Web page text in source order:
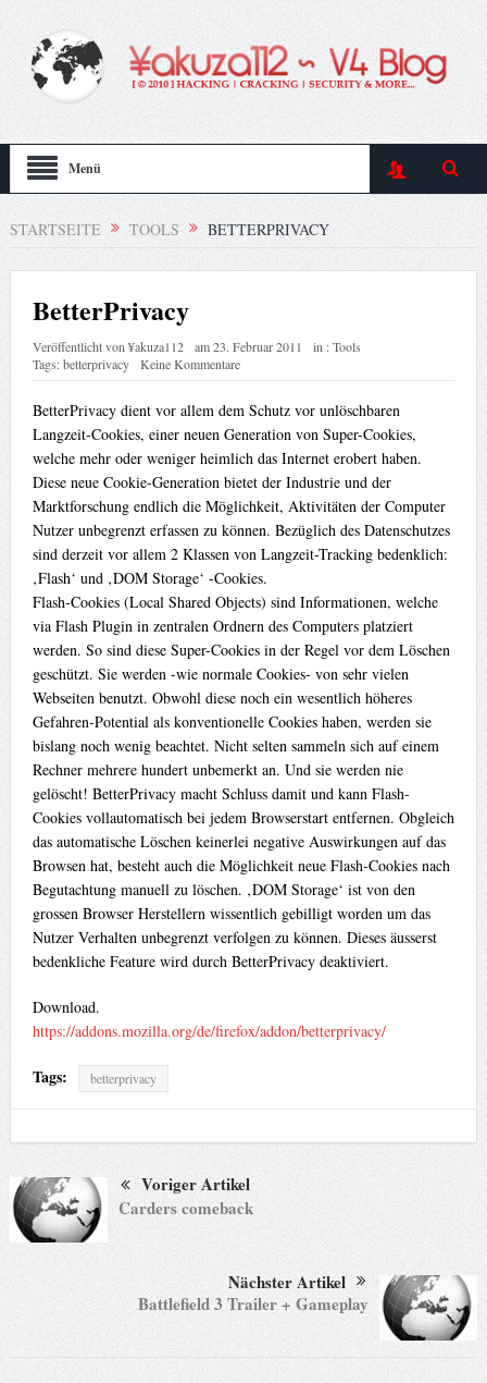
Menü
STARTSEITE TOOLS BETTERPRIVACY
BetterPrivacy
Veröffentlicht von¥akuza112 am23. Februar 2011 in :Tools
Tags:betterprivacy Keine Kommentare
BetterPrivacy dient vor allem dem Schutz vor unlöschbaren
Langzeit-Cookies, einer neuen Generation von Super-Cookies,
welche mehr oder weniger heimlich das Internet erobert haben.
Diese neue Cookie-Generation bietet der Industrie und der
Marktforschung endlich die Möglichkeit, Aktivitäten der Computer
Nutzer unbegrenzt erfassen zu können. Bezüglich des Datenschutzes
sind derzeit vor allem 2 Klassen von Langzeit-Tracking bedenklich:
‚Flash‘ und ‚DOM Storage‘ -Cookies.
Flash-Cookies (Local Shared Objects) sind Informationen, welche
via Flash Plugin in zentralen Ordnern des Computers platziert
werden. So sind diese Super-Cookies in der Regel vor dem Löschen
geschützt. Sie werden -wie normale Cookies- von sehr vielen
Webseiten benutzt. Obwohl diese noch ein wesentlich höheres
Gefahren-Potential als konventionelle Cookies haben, werden sie
bislang noch wenig beachtet. Nicht selten sammeln sich auf einem
Rechner mehrere hundert unbemerkt an. Und sie werden nie
gelöscht! BetterPrivacy macht Schluss damit und kann Flash-
Cookies vollautomatisch bei jedem Browserstart entfernen. Obgleich
das automatische Löschen keinerlei negative Auswirkungen auf das
Browsen hat, besteht auch die Möglichkeit neue Flash-Cookies nach
Begutachtung manuell zu löschen. ‚DOM Storage‘ ist von den
grossen Browser Herstellern wissentlich gebilligt worden um das
Nutzer Verhalten unbegrenzt verfolgen zu können. Dieses äusserst
bedenkliche Feature wird durch BetterPrivacy deaktiviert.
Download.
https://addons.mozilla.org/de/firefox/addon/betterprivacy/
Tags: betterprivacy
Voriger Artikel
Carders comeback
Nächster Artikel
Battlefield 3 Trailer + Gameplay